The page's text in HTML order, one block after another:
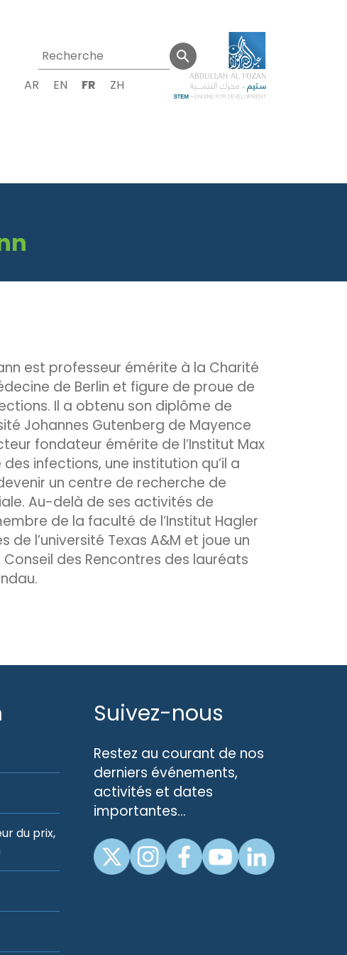
AR
EN FR ZH
est professeur émérite à la Charité
de Berlin et figure de proue de
Il a obtenu son diplôme de
Johannes Gutenberg de Mayence
fondateur émérite de l’Institut Max
infections, une institution qu’il a
un centre de recherche de
Au-delà de ses activités de
de la faculté de l’Institut Hagler
de l’université Texas A&M et joue un
des Rencontres des lauréats
du prix,
Suivez-nous
Restez au courant de nos
derniers événements,
activités et dates
importantes…